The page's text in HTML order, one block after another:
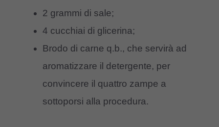
2 grammi di sale;
4 cucchiai di glicerina;
Brodo di carne q.b., che servirà ad
aromatizzare il detergente, per
convincere il quattro zampe a
sottoporsi alla procedura.